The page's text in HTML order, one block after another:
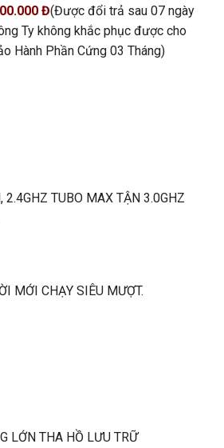
Đ(Được đổi trả sau 07 ngày
Ty không khắc phục được cho
Hành Phần Cứng 03 Tháng)
2.4GHZ TUBO MAX TẬN 3.0GHZ
MỚI CHẠY SIÊU MƯỢT.
LỚN THA HỒ LƯU TRỮ